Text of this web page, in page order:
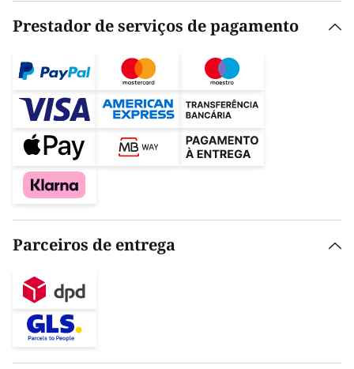
Prestador de serviços de pagamento
Parceiros de entrega